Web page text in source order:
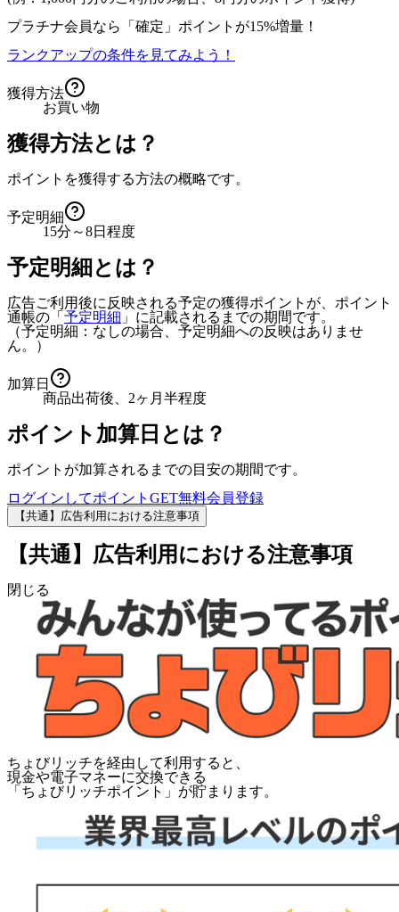
プラチナ会員なら
「確定」 ポイントが15%増量！
ランクアップの条件を見てみよう！
獲得方法
お買い物
獲得方法とは？
ポイントを獲得する方法の概略です。
予定明細
15分～8日程度
予定明細とは？
広告ご利用後に反映される予定の獲得ポイントが、ポイント
通帳の「 予定明細 」に記載されるまでの期間です。
（予定明細：なしの場合、予定明細への反映はありませ
ん。）
加算日
商品出荷後、2ヶ月半程度
ポイント加算日とは？
ポイントが加算されるまでの目安の期間です。
ログインしてポイントGET無料会員登録
【共通】広告利用における注意事項
【共通】広告利用における注意事項
閉じる
ちょびリッチを経由して利用すると、
現金や電子マネーに交換できる
「 ちょびリッチポイント 」が貯まります。